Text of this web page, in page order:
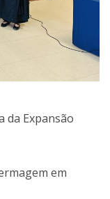
da Expansão
em